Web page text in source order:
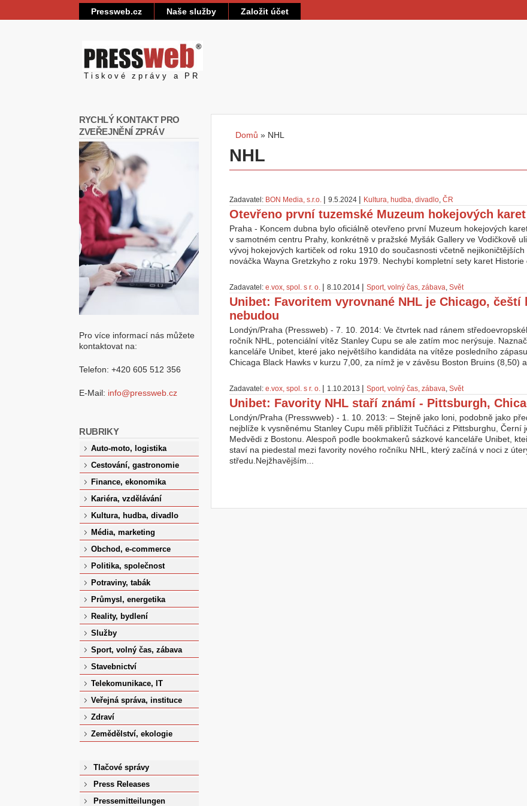
Pressweb.cz Naše služby Založit účet
Pressweb
Tiskové zprávy a PR
Jste zde
Domů » NHL
NHL
Zadavatel: BON Media, s.r.o. | 9.5.2024 | Kultura, hudba, divadlo, ČR
Otevřeno první tuzemské Muzeum hokejových karet
Praha - Koncem dubna bylo oficiálně otevřeno první Muzeum hokejových
v samotném centru Prahy, konkrétně v pražské Myšák Gallery ve Vodičkově
vývoj hokejových kartiček od roku 1910 do současnosti včetně
nováčka Wayna Gretzkyho z roku 1979. Nechybí kompletní sety karet
Zadavatel: e.vox, spol. s r. o. | 8.10.2014 | Sport, volný čas, zábava, Svět
Unibet: Favoritem vyrovnané NHL je Chicago, čeští
nebudou
Londýn/Praha (Pressweb) - 7. 10. 2014: Ve čtvrtek nad ránem
ročník NHL, potenciální vítěz Stanley Cupu se ale zatím moc nerýsuje.
kanceláře Unibet, které jako největšího kandidáta na vítěze posledního
Chicaga Black Hawks v kurzu 7,00, za nímž je v závěsu Boston Bruins (8,50)
Zadavatel: e.vox, spol. s r. o. | 1.10.2013 | Sport, volný čas, zábava, Svět
Unibet: Favority NHL staří známí - Pittsburgh,
Londýn/Praha (Presswweb) - 1. 10. 2013: – Stejně jako loni, podobně jako
nejblíže k vysněnému Stanley Cupu měli přiblížit Tučňáci z Pittsburghu, Černí
Medvědi z Bostonu. Alespoň podle bookmakerů sázkové kanceláře Unibet,
staví na piedestal mezi favority nového ročníku NHL, který začíná v noci z
středu.Nejžhavějším...
RYCHLÝ KONTAKT PRO
ZVEŘEJNĚNÍ ZPRÁV
Pro více informací nás můžete
kontaktovat na:
Telefon: +420 605 512 356
E-Mail: info@pressweb.cz
RUBRIKY
Auto-moto, logistika
Cestování, gastronomie
Finance, ekonomika
Kariéra, vzdělávání
Kultura, hudba, divadlo
Média, marketing
Obchod, e-commerce
Politika, společnost
Potraviny, tabák
Průmysl, energetika
Reality, bydlení
Služby
Sport, volný čas, zábava
Stavebnictví
Telekomunikace, IT
Veřejná správa, instituce
Zdraví
Zemědělství, ekologie
Tlačové správy
Press Releases
Pressemitteilungen